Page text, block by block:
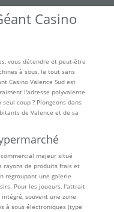
Casino
vous détendre et peut-être
à sous, le tout sans
Casino Valence Sud est
l'adresse polyvalente
coup ? Plongeons dans
de Valence et de sa
majeur situé
rayons de produits frais et
regroupant une galerie
Pour les joueurs, l'attrait
souvent une zone
à sous électroniques (type